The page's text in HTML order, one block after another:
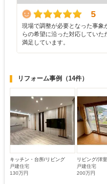
5
現場で調整が必要となった事象
らの希望に沿った対応してい
満足しています。
リフォーム事例 （14件）
キッチン・台所/リビング
戸建住宅
130万円
リビング/洋
戸建住宅
200万円